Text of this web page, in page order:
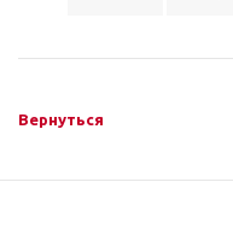
Вернуться